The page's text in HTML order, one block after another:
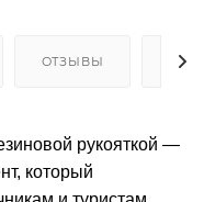
ОТЗЫВЫ
рукояткой —
который